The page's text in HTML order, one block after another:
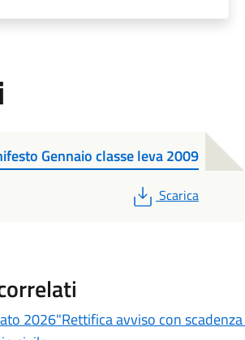
Gennaio classe leva 2009
PDF
Scarica
2026"Rettifica avviso con